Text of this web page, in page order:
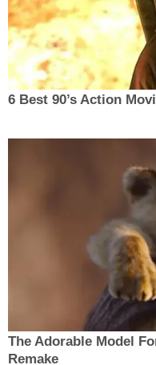
6 Best 90’s Action
The Adorable Model
Remake